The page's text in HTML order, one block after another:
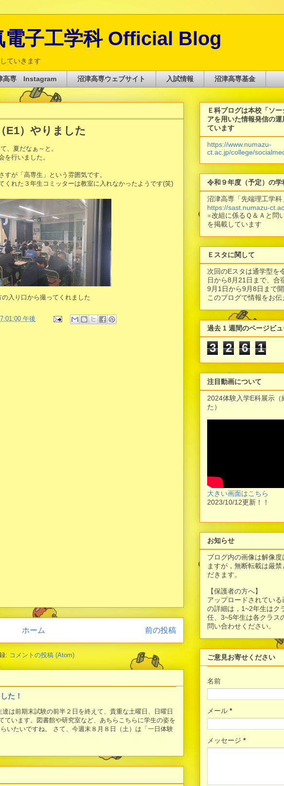
電子工学科 Official Blog
ていきます
高専 Instagram 沼津高専ウェブサイト 入試情報 沼津高専基金
）やりました
、夏だなぁ～と。
を行いました。
が「高専生」という雰囲気です。
くれた３年生コミッターは教室に入れなかったようです(笑)
の入り口から撮ってくれました
午後
前の投稿
ホーム
: コメントの投稿 (Atom)
た！
は前期末試験の前半２日を終えて、貴重な土曜日、日曜日
ています。図書館や研究室など、あちらこちらに学生の姿を
いたいですね。 さて、今週末８月８日（土）は「一日体験
Ｅ科ブログは本校「ソ
アを用いた情報発信の運
ています
https://www.numazu-
ct.ac.jp/college/
令和９年度（予定）の学
沼津高専「先端理工学科
https://sast.numazu-
※改組に係るＱ＆Ａと問
を掲載しています
Ｅスタに関して
次回のEスタは通学型を
日から8月21日まで、合
9月1日から9月8日まで
このブログで情報をお
過去 1 週間のページビ
3 2 6 1
注目動画について
2024体験入学E科展示（
た）
大きい画面はこちら
2023/10/12更新！！
お知らせ
ブログ内の画像は解像度
ますが， 無断転載は厳禁
だきます。
【保護者の方へ】
アップロードされている
の詳細は，1~2年生はク
任、3~5年生は各クラス
問い合わせください。
ご意見お寄せください
名前
メール *
メッセージ *